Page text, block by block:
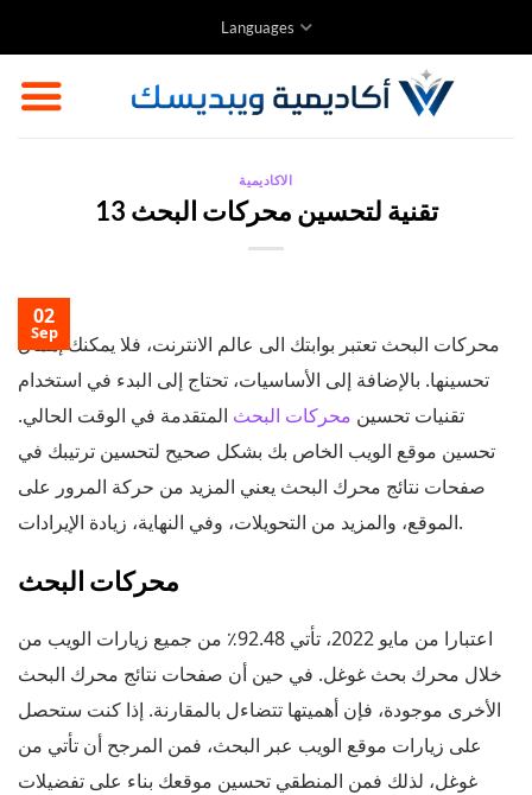
to
content
Languages
الاكاديمية
13 تقنية لتحسين محركات البحث
02
Sep
محركات البحث تعتبر بوابتك الى عالم الانترنت، فلا يمكنك إهمال
تحسينها. بالإضافة إلى الأساسيات، تحتاج إلى البدء في استخدام
تقنيات تحسين محركات البحث المتقدمة في الوقت الحالي.
تحسين موقع الويب الخاص بك بشكل صحيح لتحسين ترتيبك في
صفحات نتائج محرك البحث يعني المزيد من حركة المرور على
الموقع، والمزيد من التحويلات، وفي النهاية، زيادة الإيرادات.
محركات البحث
اعتبارا من مايو 2022، تأتي 92.48٪ من جميع زيارات الويب من
خلال محرك بحث غوغل. في حين أن صفحات نتائج محرك البحث
الأخرى موجودة، فإن أهميتها تتضاءل بالمقارنة. إذا كنت ستحصل
على زيارات موقع الويب عبر البحث، فمن المرجح أن تأتي من
غوغل، لذلك فمن المنطقي تحسين موقعك بناء على تفضيلات